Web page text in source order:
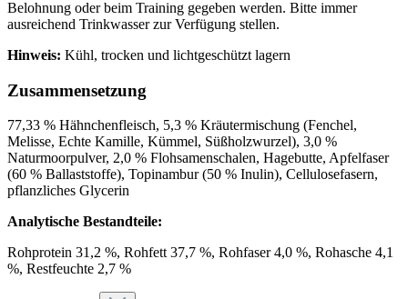
Belohnung oder beim Training gegeben werden. Bitte immer
ausreichend Trinkwasser zur Verfügung stellen.
Hinweis: Kühl, trocken und lichtgeschützt lagern
Zusammensetzung
77,33 % Hähnchenfleisch, 5,3 % Kräutermischung (Fenchel,
Melisse, Echte Kamille, Kümmel, Süßholzwurzel), 3,0 %
Naturmoorpulver, 2,0 % Flohsamenschalen, Hagebutte, Apfelfaser
(60 % Ballaststoffe), Topinambur (50 % Inulin), Cellulosefasern,
pflanzliches Glycerin
Analytische Bestandteile:
Rohprotein 31,2 %, Rohfett 37,7 %, Rohfaser 4,0 %, Rohasche 4,1
%, Restfeuchte 2,7 %